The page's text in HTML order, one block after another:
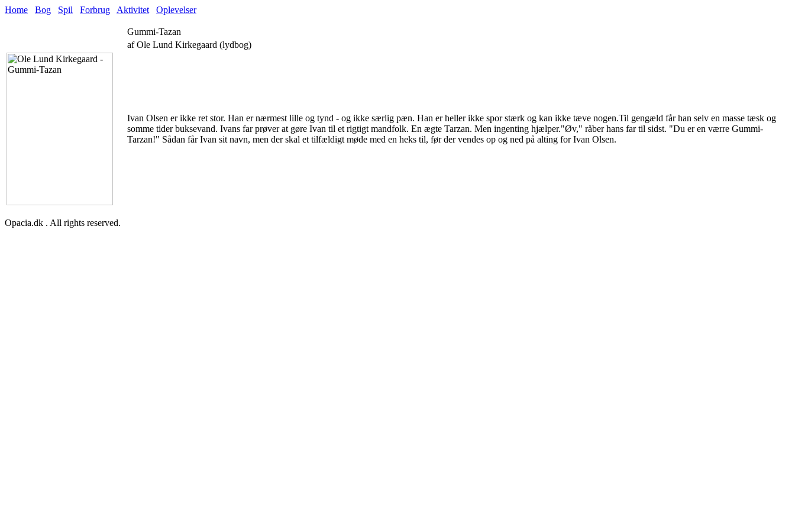
Home Bog Spil Forbrug Aktivitet Oplevelser
Gummi-Tazan
af Ole Lund Kirkegaard (lydbog)
Ivan Olsen er ikke ret stor. Han er nærmest lille og tynd - og ikke særlig pæn. Han er heller ikke spor stærk og kan ikke tæve nogen.Til gengæld får han selv en masse tæsk og
somme tider buksevand. Ivans far prøver at gøre Ivan til et rigtigt mandfolk. En ægte Tarzan. Men ingenting hjælper."Øv," råber hans far til sidst. "Du er en værre Gummi-
Tarzan!" Sådan får Ivan sit navn, men der skal et tilfældigt møde med en heks til, før der vendes op og ned på alting for Ivan Olsen.
Opacia.dk . All rights reserved.